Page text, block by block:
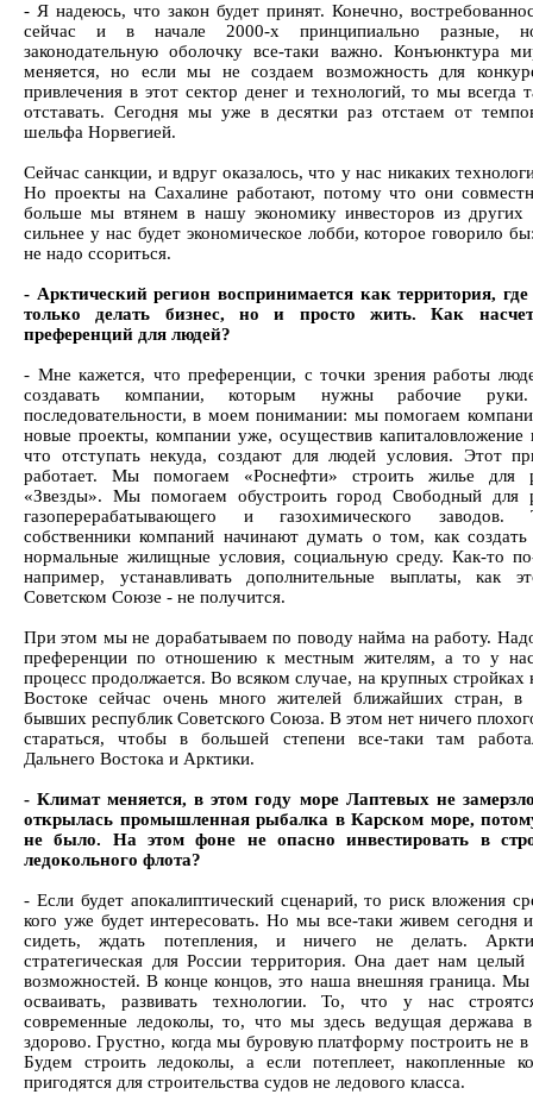
- Я надеюсь, что закон будет принят. Конечно,
сейчас и в начале 2000-х принципиально разные,
законодательную оболочку все-таки важно. Конъюнктура
меняется, но если мы не создаем возможность для
привлечения в этот сектор денег и технологий, то мы всегда
отставать. Сегодня мы уже в десятки раз отстаем от
шельфа Норвегией.
Сейчас санкции, и вдруг оказалось, что у нас никаких
Но проекты на Сахалине работают, потому что они
больше мы втянем в нашу экономику инвесторов из других
сильнее у нас будет экономическое лобби, которое говорило
не надо ссориться.
- Арктический регион воспринимается как территория,
только делать бизнес, но и просто жить. Как
преференций для людей?
- Мне кажется, что преференции, с точки зрения работы
создавать компании, которым нужны рабочие
последовательности, в моем понимании: мы помогаем
новые проекты, компании уже, осуществив капиталовложение
что отступать некуда, создают для людей условия. Этот
работает. Мы помогаем «Роснефти» строить жилье для
«Звезды». Мы помогаем обустроить город Свободный для
газоперерабатывающего и газохимического
собственники компаний начинают думать о том, как
нормальные жилищные условия, социальную среду. Как-то
например, устанавливать дополнительные выплаты, как
Советском Союзе - не получится.
При этом мы не дорабатываем по поводу найма на работу.
преференции по отношению к местным жителям, а то у
процесс продолжается. Во всяком случае, на крупных стройках
Востоке сейчас очень много жителей ближайших стран, в
бывших республик Советского Союза. В этом нет ничего
стараться, чтобы в большей степени все-таки там
Дальнего Востока и Арктики.
- Климат меняется, в этом году море Лаптевых не
открылась промышленная рыбалка в Карском море,
не было. На этом фоне не опасно инвестировать в
ледокольного флота?
- Если будет апокалиптический сценарий, то риск вложения
кого уже будет интересовать. Но мы все-таки живем сегодня
сидеть, ждать потепления, и ничего не делать.
стратегическая для России территория. Она дает нам
возможностей. В конце концов, это наша внешняя граница.
осваивать, развивать технологии. То, что у нас
современные ледоколы, то, что мы здесь ведущая держава
здорово. Грустно, когда мы буровую платформу построить не в
Будем строить ледоколы, а если потеплеет, накопленные
пригодятся для строительства судов не ледового класса.